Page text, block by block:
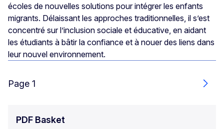
écoles de nouvelles solutions pour intégrer les enfants
migrants. Délaissant les approches traditionnelles, il s’est
concentré sur l’inclusion sociale et éducative, en aidant
les étudiants à bâtir la confiance et à nouer des liens dans
leur nouvel environnement.
Page 1
Next
PDF Basket